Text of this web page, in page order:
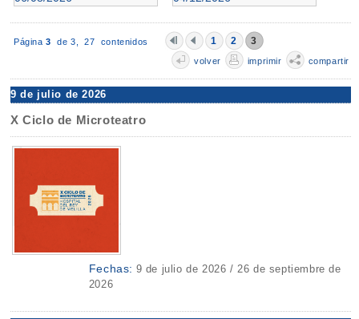
Página 3 de 3,27 contenidos 1 2 3
volver imprimir compartir
9 de julio de 2026
X Ciclo de Microteatro
Fechas: 9 de julio de 2026 / 26 de septiembre de
2026